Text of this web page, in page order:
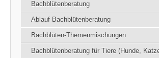
Bachblütenberatung
Ablauf Bachblütenberatung
Bachblüten-Themenmischungen
Bachblütenberatung für Tiere (Hunde,